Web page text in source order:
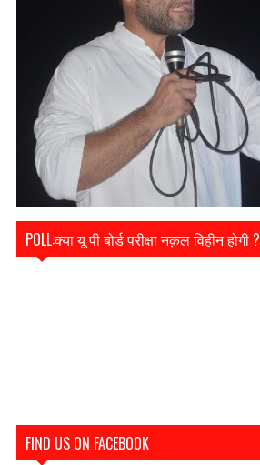
POLL:क्या यू पी बोर्ड परीक्षा नक़ल विहीन होगी ?
FIND US ON FACEBOOK